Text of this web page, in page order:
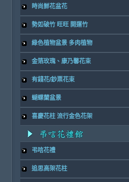
時尚鮮花盆花
勢如破竹 旺旺 開運竹
綠色植物盆景 多肉植物
金箔玫瑰、康乃馨花束
有錢花/鈔票花束
蝴蝶蘭盆景
喜慶花柱 流行金色花架
弔唁花禮
追思高架花柱